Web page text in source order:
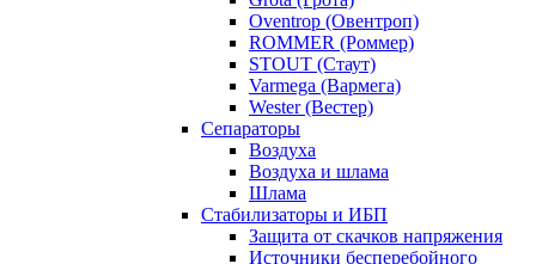
Oventrop (Овентроп)
ROMMER (Роммер)
STOUT (Стаут)
Varmega (Вармега)
Wester (Вестер)
Сепараторы
Воздуха
Воздуха и шлама
Шлама
Стабилизаторы и ИБП
Защита от скачков напряжения
Источники бесперебойного